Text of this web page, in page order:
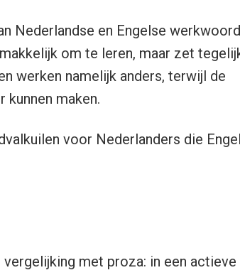
Nederlandse en Engelse
om te leren, maar zet
werken namelijk anders, terwijl de
maken.
voor Nederlanders die
vergelijking met proza: in een